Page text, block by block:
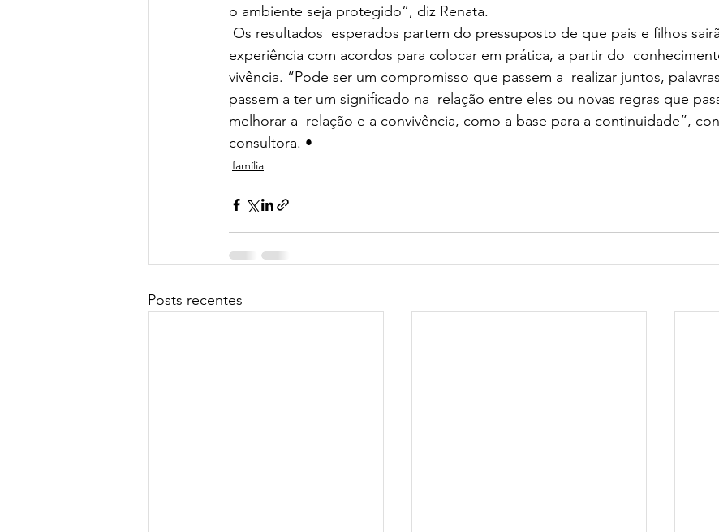
o ambiente seja protegido”, diz Renata.
experiência com acordos para colocar em prática, a partir do
vivência. “Pode ser um compromisso que passem a  realizar juntos,
passem a ter um significado na  relação entre eles ou novas regras que
melhorar a  relação e a convivência, como a base para a continuidade”,
consultora. •
família
Posts recentes